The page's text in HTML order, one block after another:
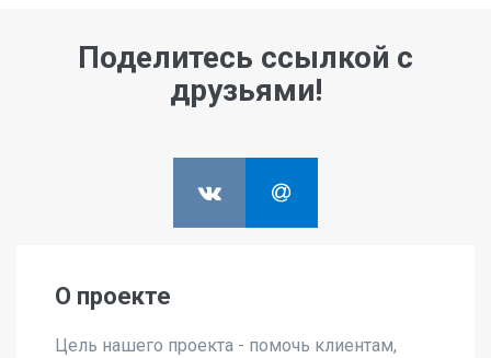
Поделитесь ссылкой с
друзьями!
О проекте
Цель нашего проекта - помочь клиентам,